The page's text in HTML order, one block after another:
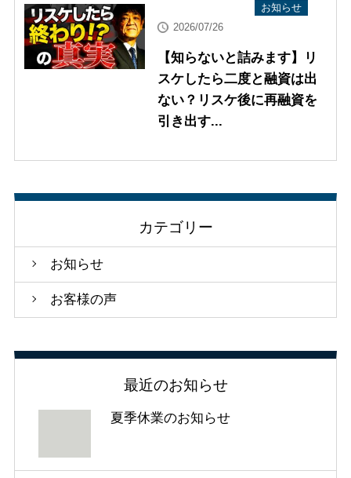
お知らせ
2026/07/26
【知らないと詰みます】リ
スケしたら二度と融資は出
ない？リスケ後に再融資を
引き出す...
カテゴリー
お知らせ
お客様の声
最近のお知らせ
夏季休業のお知らせ